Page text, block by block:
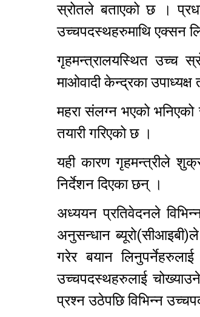
स्रोतले बताएको छ ।
उच्चपदस्थहरुमाथि एक्सन
गृहमन्त्रालयस्थित उच्च
माओवादी केन्द्रका
महरा संलग्न भएको
तयारी गरिएको छ ।
यही कारण गृहमन्त्रीले
निर्देशन दिएका छन् ।
अध्ययन प्रतिवेदनले
अनुसन्धान
गरेर बयान
उच्चपदस्थहरुलाई
प्रश्न उठेपछि विभिन्न